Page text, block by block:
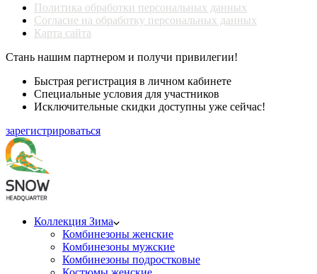
Политика обработки персональных данных
Согласие на обработку персональных данных
Карта сайта
Стань нашим партнером и получи привилегии!
Быстрая регистрация в личном кабинете
Специальные условия для участников
Исключительные скидки доступны уже сейчас!
зарегистрироваться
Коллекция Зима
Комбинезоны женские
Комбинезоны мужские
Комбинезоны подростковые